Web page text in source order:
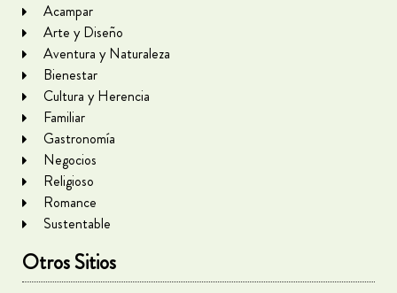
Acampar
Arte y Diseño
Aventura y Naturaleza
Bienestar
Cultura y Herencia
Familiar
Gastronomía
Negocios
Religioso
Romance
Sustentable
Otros Sitios